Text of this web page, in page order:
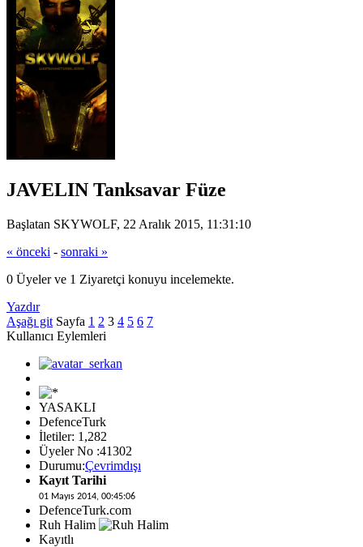
JAVELIN Tanksavar Füze
Başlatan SKYWOLF, 22 Aralık 2015, 11:31:10
« önceki - sonraki »
0 Üyeler ve 1 Ziyaretçi konuyu incelemekte.
Yazdır
Aşağı git Sayfa 1 2 3 4 5 6 7
Kullanıcı Eylemleri
YASAKLI
DefenceTurk
İletiler: 1,282
Üyeler No :41302
Durumu:Çevrimdışı
Kayıt Tarihi
01 Mayıs 2014, 00:45:06
DefenceTurk.com
Ruh Halim
Kayıtlı